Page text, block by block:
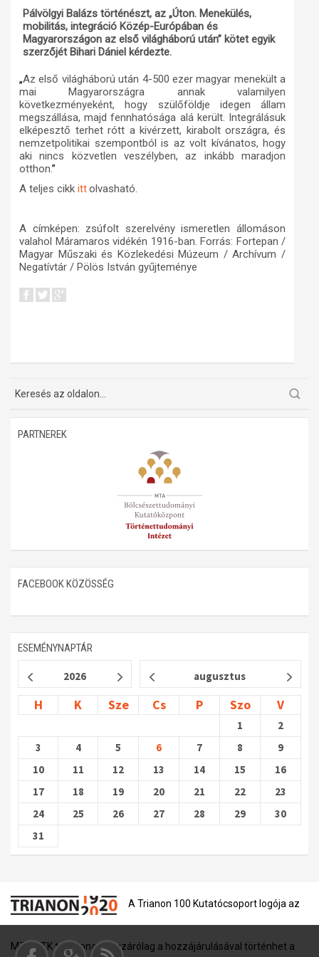
Műhelymunkák
Pálvölgyi Balázs történészt, az „Úton. Menekülés,
mobilitás, integráció Közép-Európában és
Magyarországon az első világháború után” kötet egyik
szerzőjét Bihari Dániel kérdezte.
„Az első világháború után 4-500 ezer magyar menekült a
mai Magyarországra annak valamilyen
következményeként, hogy szülőföldje idegen állam
megszállása, majd fennhatósága alá került. Integrálásuk
elképesztő terhet rótt a kivérzett, kirabolt országra, és
nemzetpolitikai szempontból is az volt kívánatos, hogy
aki nincs közvetlen veszélyben, az inkább maradjon
otthon.”
A teljes cikk ittolvasható.
A címképen: zsúfolt szerelvény ismeretlen állomáson
valahol Máramaros vidékén 1916-ban. Forrás: Fortepan /
Magyar Műszaki és Közlekedési Múzeum / Archívum /
Negatívtár / Pölös István gyűjteménye
PARTNEREK
FACEBOOK KÖZÖSSÉG
ESEMÉNYNAPTÁR
2026 augusztus
H K Sze Cs P Szo V
1
2
3
4 5 6 7 8
9
10
11 12 13 14 15
16
17
18 19 20 21 22
23
24
25 26 27 28 29
30
31
A Trianon 100 Kutatócsoport logója az
MTA BTK tulajdona, és kizárólag a hozzájárulásával történhet a